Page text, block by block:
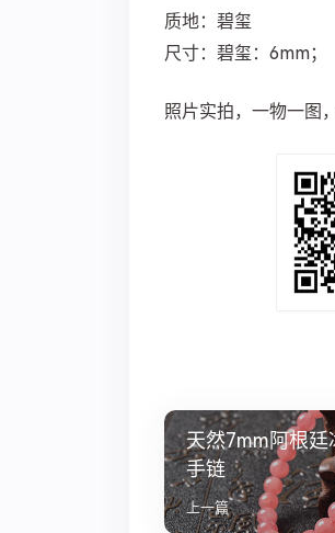
质地：碧玺
尺寸：碧玺：6mm；
照片实拍，一物一图
天然7mm阿根廷
手链
上一篇